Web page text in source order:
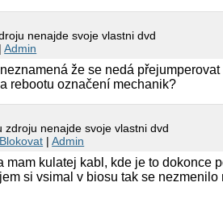
nenajde svoje vlastni dvd
|Admin
že se nedá
rebootu označení mechanik?
nenajde svoje vlastni dvd
Blokovat |Admin
mam kulatej kabl, kde je to dokonce
si vsimal v biosu tak se nezmenilo